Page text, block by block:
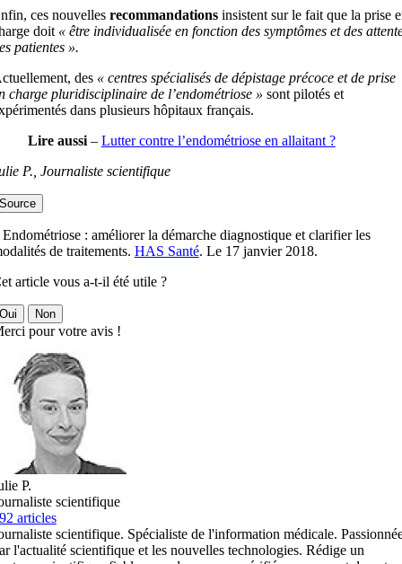
ces nouvelles recommandationsinsistent sur le fait que la prise
doit « être individualisée en fonction des symptômes et des
patientes ».
des « centres spécialisés de dépistage précoce et de prise
charge pluridisciplinaire de l’endométriose » sont pilotés et
dans plusieurs hôpitaux français.
Lire aussi– Lutter contre l’endométriose en allaitant ?
P., Journaliste scientifique
: améliorer la démarche diagnostique et clarifier les
de traitements. HAS Santé. Le 17 janvier 2018.
article vous a-t-il été utile ?
Non
pour votre avis !
P.
scientifique
articles
scientifique. Spécialiste de l'information médicale.
l'actualité scientifique et les nouvelles technologies. Rédige un